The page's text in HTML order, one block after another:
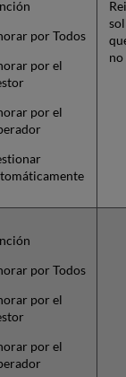
por Todos
por el
por el
por Todos
por el
por el